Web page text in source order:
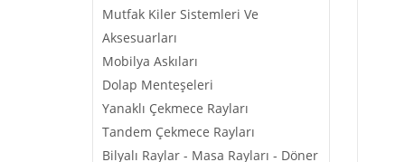
Mutfak Kiler Sistemleri Ve
Aksesuarları
Mobilya Askıları
Dolap Menteşeleri
Yanaklı Çekmece Rayları
Tandem Çekmece Rayları
Bilyalı Raylar - Masa Rayları - Döner